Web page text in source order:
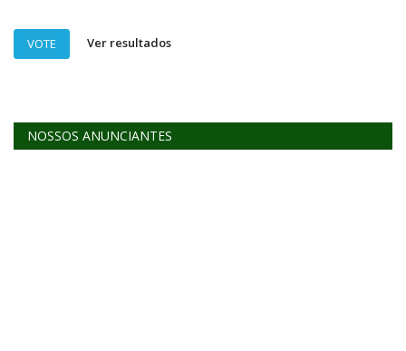
VOTE Ver resultados
NOSSOS ANUNCIANTES